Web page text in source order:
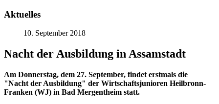
Aktuelles
10. September 2018
Nacht der Ausbildung in Assamstadt
Am Donnerstag, dem 27. September, findet erstmals die
"Nacht der Ausbildung" der Wirtschaftsjunioren Heilbronn-
Franken (WJ) in Bad Mergentheim statt.